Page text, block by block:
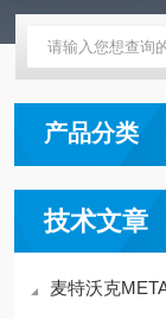
产品分类
技术文章
麦特沃克